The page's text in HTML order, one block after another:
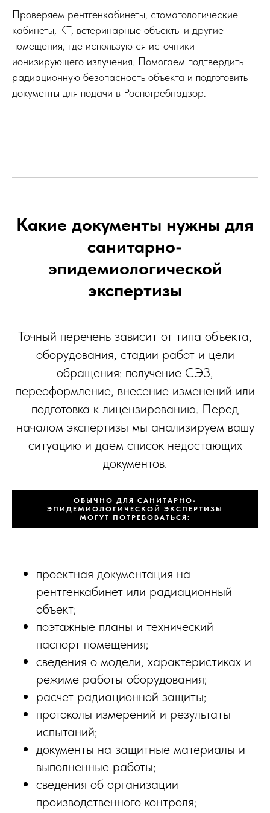
Проверяем рентгенкабинеты, стоматологические
кабинеты, КТ, ветеринарные объекты и другие
помещения, где используются источники
ионизирующего излучения. Помогаем подтвердить
радиационную безопасность объекта и подготовить
документы для подачи в Роспотребнадзор.
Какие документы нужны для
санитарно-
эпидемиологической
экспертизы
Точный перечень зависит от типа объекта,
оборудования, стадии работ и цели
обращения: получение СЭЗ,
переоформление, внесение изменений или
подготовка к лицензированию. Перед
началом экспертизы мы анализируем вашу
ситуацию и даем список недостающих
документов.
ОБЫЧНО ДЛЯ САНИТАРНО-
ЭПИДЕМИОЛОГИЧЕСКОЙ ЭКСПЕРТИЗЫ
МОГУТ ПОТРЕБОВАТЬСЯ:
проектная документация на
рентгенкабинет или радиационный
объект;
поэтажные планы и технический
паспорт помещения;
сведения о модели, характеристиках и
режиме работы оборудования;
расчет радиационной защиты;
протоколы измерений и результаты
испытаний;
документы на защитные материалы и
выполненные работы;
сведения об организации
производственного контроля;